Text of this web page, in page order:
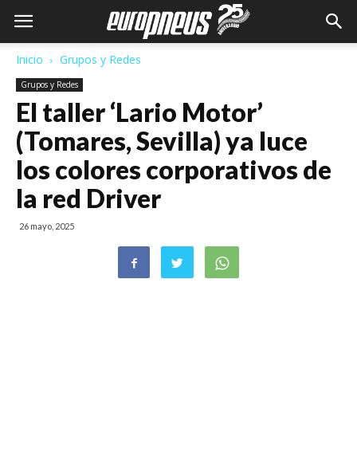
Inicio Grupos y Redes
Grupos y Redes
El taller ‘Lario Motor’
(Tomares, Sevilla) ya luce
los colores corporativos de
la red Driver
26 mayo, 2025